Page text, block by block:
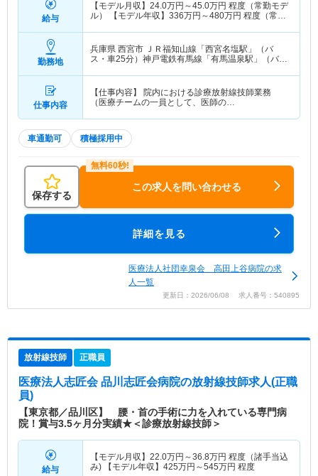
給与
【モデル月収】 24.0万円～45.0万円 程度（常勤モデ
ル） 【モデル年収】 336万円～480万円 程度（常勤
勤務地
兵庫県 西宮市 ＪＲ福知山線「西宮名塩駅」（バ
ス・車25分）神戸電鉄有馬線「有馬温泉駅」（バ
仕事内容
【仕事内容】 院内における診療放射線技師業務
（医療チームの一員として、医師の…
車通勤可 積極採用中
保存する
この求人を問い合わせる
詳細を見る
医療法人社団幸泉会 高田上谷病院の求
人一覧
更新日：2026/06/08 求人番号：540895
放射線技師 正職員
医療法人志匠会 品川志匠会病院の放射線技師求人(正職
員)
【東京都／品川区】 腰・首の手術に力を入れている専門病
院！賞与3.5ヶ月分実績★＜診療放射線技師＞
給与
【モデル月収】 22.0万円～36.8万円 程度（諸手当込
み) 【モデル年収】 425万円～545万円 程度